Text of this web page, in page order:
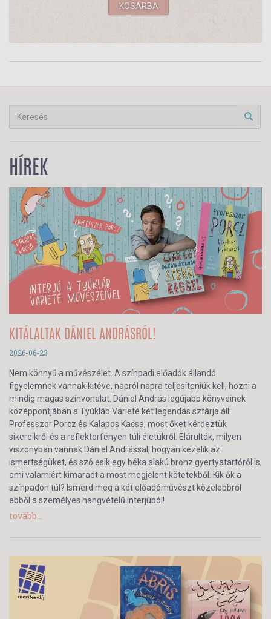
KOSÁRBA
HÍREK
KITÁLALTAK DÁNIEL ANDRÁSRÓL!
2026-06-23
Nem könnyű a művészélet. A színpadi előadók állandó
figyelemnek vannak kitéve, napról napra teljesíteniük kell, hozni a
mindig magas színvonalat. Dániel András legújabb könyveinek
középpontjában a Tyúkláb Varieté két legendás sztárja áll:
Professzor Porcz és Kalapos Kacsa, most őket kérdeztük
sikereikről és a reflektorfényen túli életükről. Elárulták, milyen
viszonyban vannak Dániel Andrással, hogyan kezelik az
ismertségüket, és szó esik egy béka alakú bronz gyertyatartóról is,
ami valamiért kimaradt a most megjelent kötetekből. Kik ők a
színpadon túl? Ismerd meg a két előadóművészt közelebbről
ebből a személyes hangvételű interjúból!
tovább...